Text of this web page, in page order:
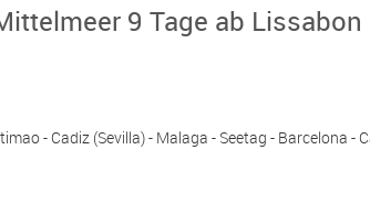
9 Tage ab
- Cadiz (Sevilla) - Malaga - Seetag - Barcelona -